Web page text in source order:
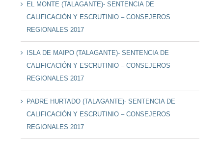
EL MONTE (TALAGANTE)- SENTENCIA DE
CALIFICACIÓN Y ESCRUTINIO – CONSEJEROS
REGIONALES 2017
ISLA DE MAIPO (TALAGANTE)- SENTENCIA DE
CALIFICACIÓN Y ESCRUTINIO – CONSEJEROS
REGIONALES 2017
PADRE HURTADO (TALAGANTE)- SENTENCIA DE
CALIFICACIÓN Y ESCRUTINIO – CONSEJEROS
REGIONALES 2017